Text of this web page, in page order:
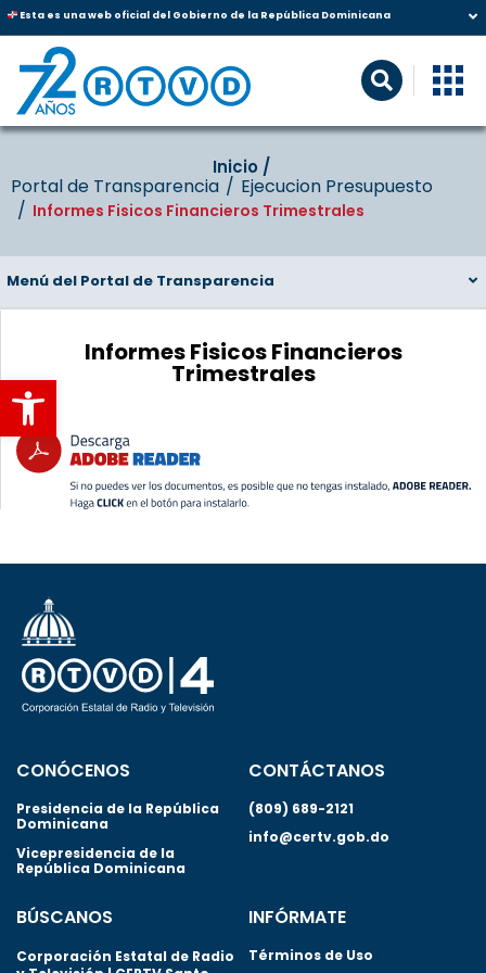
Abrir barra de herramientas
Esta es una web oficial del Gobierno de la República Dominicana
Inicio‎‎ /‎ ‎
Portal de Transparencia Ejecucion Presupuesto
Informes Fisicos Financieros Trimestrales
Menú del Portal de Transparencia
Informes Fisicos Financieros
Trimestrales
CONÓCENOS
Presidencia de la República
Dominicana
Vicepresidencia de la
República Dominicana
CONTÁCTANOS
(809) 689-2121
info@certv.gob.do
BÚSCANOS
Corporación Estatal de Radio
INFÓRMATE
Términos de Uso